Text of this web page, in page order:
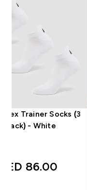
Trainer Socks (3
Pack) - White
86.00 AED‎